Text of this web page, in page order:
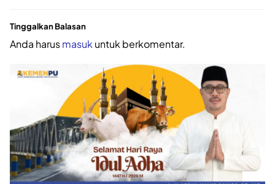
Tinggalkan Balasan
Anda harusmasuk untuk berkomentar.